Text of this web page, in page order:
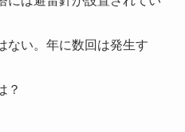
ない。年に数回は発生す
？